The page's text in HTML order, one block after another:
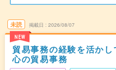
未読
NEW
掲載日 2026/08/07
貿易事務の経験を活か
心の貿易事務